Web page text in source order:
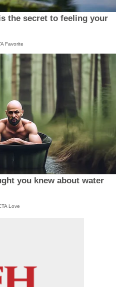
the secret to feeling your
Favorite
you knew about water
Love